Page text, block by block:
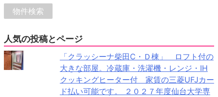
人気の投稿とページ
「クラッシーナ柴田C・Ｄ棟」 ロフト付の
大きな部屋。冷蔵庫・洗濯機・レンジ・IH
クッキングヒーター付 家賃の三菱UFJカー
ド払い可能です。 ２０２７年度仙台大学専